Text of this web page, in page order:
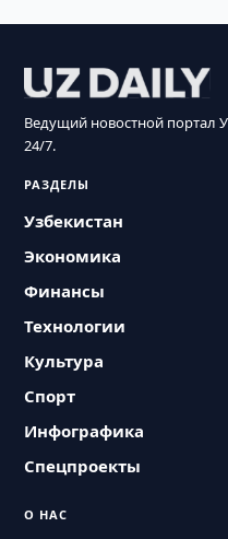
Ведущий новостной портал
24/7.
РАЗДЕЛЫ
Узбекистан
Экономика
Финансы
Технологии
Культура
Спорт
Инфографика
Спецпроекты
О НАС